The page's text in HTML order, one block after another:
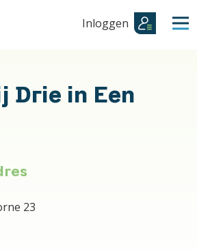
Inloggen
Drie in Een
23